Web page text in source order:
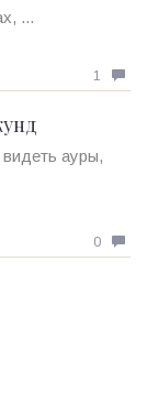
...
1
ауры,
0